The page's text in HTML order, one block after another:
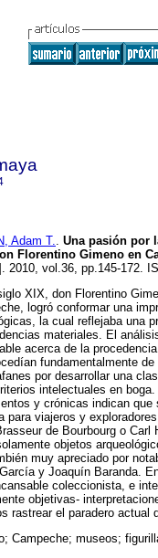
Adam T.. Una pasión por
Florentino Gimeno en
2010, vol.36, pp.145-172.
XIX, don Florentino
logró conformar una
la cual reflejaba una
materiales. El
acerca de la
fundamentalmente
por desarrollar una
intelectuales en
y crónicas indican que
para viajeros y
de Bourbourg o Carl
objetos
muy apreciado por
y Joaquín Baranda.
coleccionista, e
objetivas-
rastrear el paradero actual
Campeche; museos;